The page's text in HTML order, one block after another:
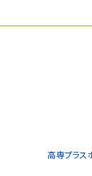
高専プラス